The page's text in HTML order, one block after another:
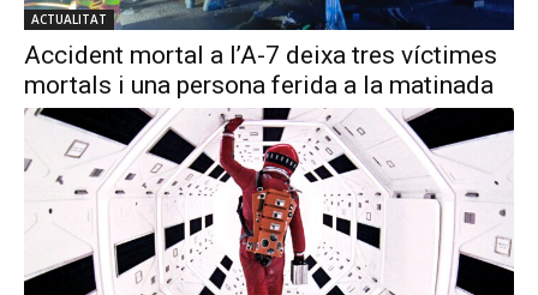
ACTUALITAT
Accident mortal a l’A-7 deixa tres víctimes
mortals i una persona ferida a la matinada